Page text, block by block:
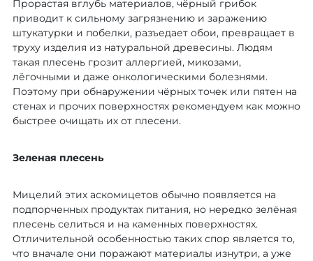
Прорастая вглубь материалов, чёрный грибок
приводит к сильному загрязнению и заражению
штукатурки и побелки, разъедает обои, превращает в
труху изделия из натуральной древесины. Людям
такая плесень грозит аллергией, микозами,
лёгочными и даже онкологическими болезнями.
Поэтому при обнаружении чёрных точек или пятен на
стенах и прочих поверхностях рекомендуем как можно
быстрее очищать их от плесени.
Зеленая плесень
Мицелий этих аскомицетов обычно появляется на
подпорченных продуктах питания, но нередко зелёная
плесень селиться и на каменных поверхностях.
Отличительной особенностью таких спор является то,
что вначале они поражают материалы изнутри, а уже